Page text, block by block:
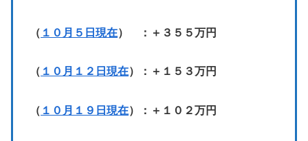
（ １０月５日現在） ：＋３５５万円
（ １０月１２日現在）：＋１５３万円
（ １０月１９日現在）：＋１０２万円